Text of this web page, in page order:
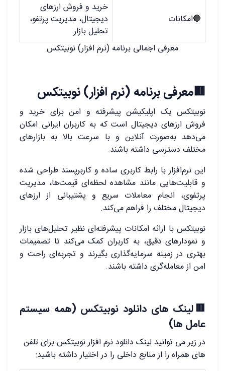
🔴امکانات
خرید و فروش ارزهای
دیجیتال، مدیریت پرتفو،
تحلیل بازار
معرفی اجمالی برنامه (نرم افزار) نوبیتکس
🟥معرفی برنامه (نرم افزار) نوبیتکس
نوبیتکس یک اپلیکیشن پیشرفته و امن برای خرید و
فروش ارزهای دیجیتال است که به کاربران ایرانی امکان
می‌دهد به‌صورت آنلاین و با سرعت بالا به بازارهای
مختلف دسترسی داشته باشند.
این نرم‌افزار با رابط کاربری ساده و کاربرپسند طراحی شده
و قابلیت‌هایی مانند مشاهده لحظه‌ای قیمت‌ها، مدیریت
پرتفوی، انجام معاملات سریع و پشتیبانی از ارزهای
دیجیتال مختلف را فراهم می‌کند.
نوبیتکس با ارائه امکانات پیشرفته‌ای نظیر تحلیل‌های بازار
و نمودارهای دقیق، به کاربران کمک می‌کند تا تصمیمات
بهتری در زمینه سرمایه‌گذاری بگیرند و تجربه‌ای راحت و
امن از معامله‌گری داشته باشند.
🟥لینک های دانلود نوبیتکس (همه سیستم
عامل ها)
در زیر می توانید لینک دانلود نرم افزار نوبیتکس برای تلفن
های همراه را از منابع داخلی را در اختیار داشته باشید: